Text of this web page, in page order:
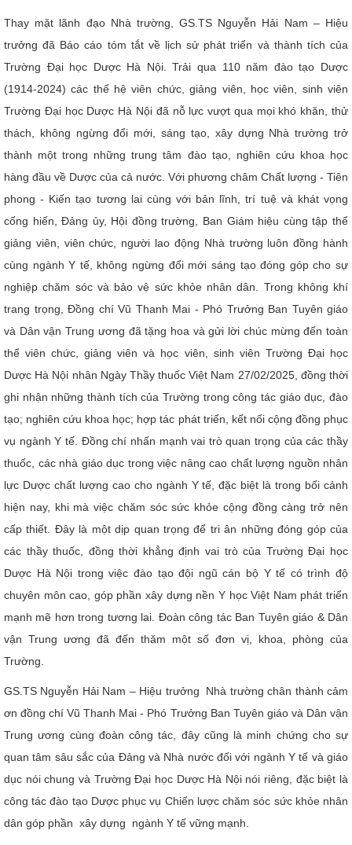
Thay mặt lãnh đạo Nhà trường, GS.TS Nguyễn Hải Nam – Hiệu
trưởng đã Báo cáo tóm tắt về lịch sử phát triển và thành tích của
Trường Đại học Dược Hà Nội. Trải qua 110 năm đào tạo Dược
(1914-2024) các thế hệ viên chức, giảng viên, học viên, sinh viên
Trường Đại học Dược Hà Nội đã nỗ lực vượt qua mọi khó khăn, thử
thách, không ngừng đổi mới, sáng tạo, xây dựng Nhà trường trở
thành một trong những trung tâm đào tạo, nghiên cứu khoa học
hàng đầu về Dược của cả nước. Với phương châm Chất lượng - Tiên
phong - Kiến tạo tương lai cùng với bản lĩnh, trí tuệ và khát vọng
cống hiến, Đảng ủy, Hội đồng trường, Ban Giám hiệu cùng tập thể
giảng viên, viên chức, người lao động Nhà trường luôn đồng hành
cùng ngành Y tế, không ngừng đổi mới sáng tạo đóng góp cho sự
nghiệp chăm sóc và bảo vệ sức khỏe nhân dân. Trong không khí
trang trọng, Đồng chí Vũ Thanh Mai - Phó Trưởng Ban Tuyên giáo
và Dân vận Trung ương đã tặng hoa và gửi lời chúc mừng đến toàn
thể viên chức, giảng viên và học viên, sinh viên Trường Đại học
Dược Hà Nội nhân Ngày Thầy thuốc Việt Nam 27/02/2025, đồng thời
ghi nhận những thành tích của Trường trong công tác giáo dục, đào
tạo; nghiên cứu khoa học; hợp tác phát triển, kết nối cộng đồng phục
vụ ngành Y tế. Đồng chí nhấn mạnh vai trò quan trọng của các thầy
thuốc, các nhà giáo dục trong việc nâng cao chất lượng nguồn nhân
lực Dược chất lượng cao cho ngành Y tế, đặc biệt là trong bối cảnh
hiện nay, khi mà việc chăm sóc sức khỏe cộng đồng càng trở nên
cấp thiết. Đây là một dịp quan trọng để tri ân những đóng góp của
các thầy thuốc, đồng thời khẳng định vai trò của Trường Đại học
Dược Hà Nội trong việc đào tạo đội ngũ cán bộ Y tế có trình độ
chuyên môn cao, góp phần xây dựng nền Y học Việt Nam phát triển
mạnh mẽ hơn trong tương lai. Đoàn công tác Ban Tuyên giáo & Dân
vận Trung ương đã đến thăm một số đơn vị, khoa, phòng của
Trường.
GS.TS Nguyễn Hải Nam – Hiệu trưởng Nhà trường chân thành cảm
ơn đồng chí Vũ Thanh Mai - Phó Trưởng Ban Tuyên giáo và Dân vận
Trung ương cùng đoàn công tác, đây cũng là minh chứng cho sự
quan tâm sâu sắc của Đảng và Nhà nước đối với ngành Y tế và giáo
dục nói chung và Trường Đại học Dược Hà Nội nói riêng, đặc biệt là
công tác đào tạo Dược phục vụ Chiến lược chăm sóc sức khỏe nhân
dân góp phần xây dựng ngành Y tế vững mạnh.